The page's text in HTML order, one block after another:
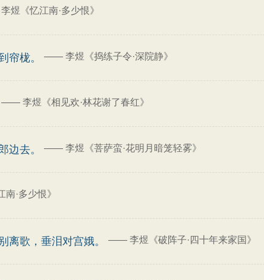
李煜《忆江南·多少恨》
帘栊。 —— 李煜《捣练子令·深院静》
—— 李煜《相见欢·林花谢了春红》
边去。 —— 李煜《菩萨蛮·花明月暗笼轻雾》
·多少恨》
离歌，垂泪对宫娥。 —— 李煜《破阵子·四十年来家国》